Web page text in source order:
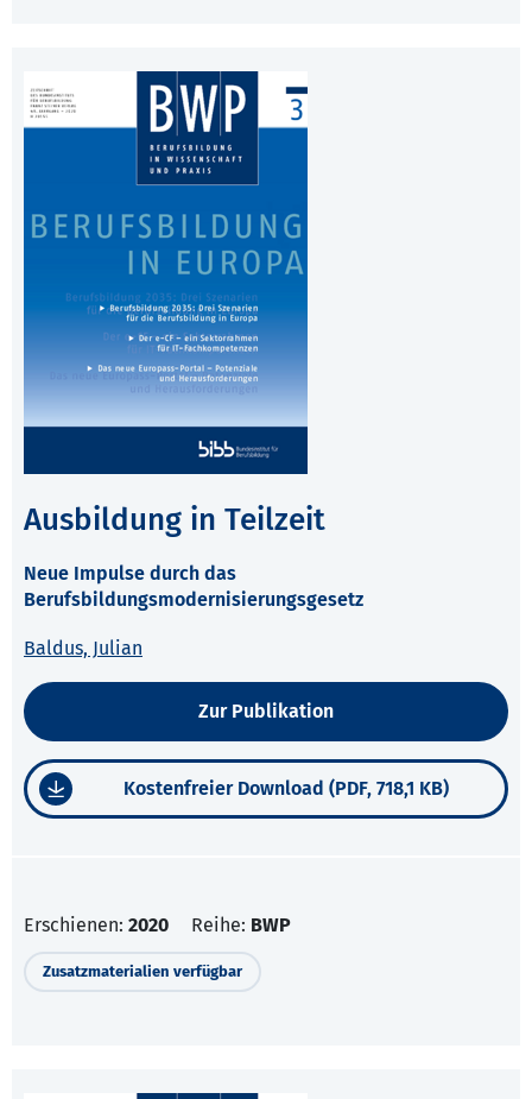
Ausbildung in Teilzeit
Neue Impulse durch das
Berufsbildungsmodernisierungsgesetz
Baldus, Julian
Zur Publikation
Kostenfreier Download (PDF, 718,1 KB)
Erschienen: 2020 Reihe: BWP
Zusatzmaterialien verfügbar